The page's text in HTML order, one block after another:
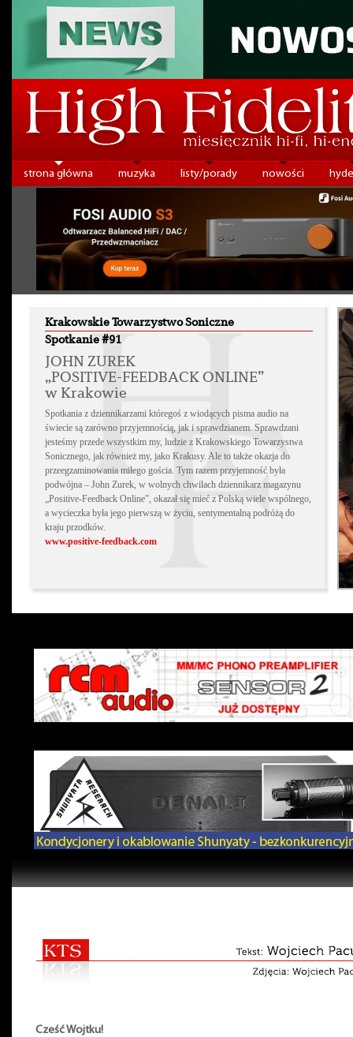
strona główna muzyka listy/porady nowości
Krakowskie Towarzystwo Soniczne
Spotkanie #91
JOHN ZUREK
„POSITIVE-FEEDBACK ONLINE”
w Krakowie
Spotkania z dziennikarzami któregoś z wiodących pisma audio na
świecie są zarówno przyjemnością, jak i sprawdzianem. Sprawdzani
jesteśmy przede wszystkim my, ludzie z Krakowskiego Towarzystwa
Sonicznego, jak również my, jako Krakusy. Ale to także okazja do
przeegzaminowania miłego gościa. Tym razem przyjemność była
podwójna – John Zurek, w wolnych chwilach dziennikarz magazynu
„Positive-Feedback Online”, okazał się mieć z Polską wiele wspólnego,
a wycieczka była jego pierwszą w życiu, sentymentalną podróżą do
kraju przodków.
www.positive-feedback.com
Cześć Wojtku!